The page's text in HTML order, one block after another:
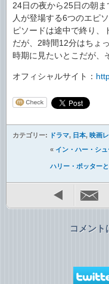
24日の夜から25日の朝
人が登場する6つのエピ
ピソードは途中で終り、
だが、2時間12分はちょ
時期に見たいとこだが、
オフィシャルサイト：
カテゴリー: ドラマ, 日本, 映画
« イン・ハー・シュ
ハリー・ポッター
コメント